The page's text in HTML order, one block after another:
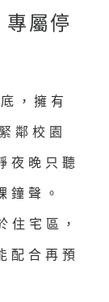
屬停
，擁有
鄰校園
夜晚只聽
鐘聲。
住宅區，
配合再預